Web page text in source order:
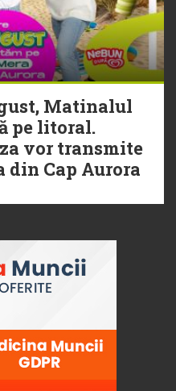
Matinalul
pe litoral.
vor transmite
din Cap Aurora